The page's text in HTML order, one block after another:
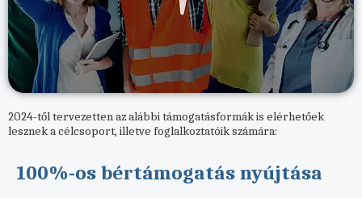
2024-től tervezetten az alábbi támogatásformák is elérhetőek
lesznek a célcsoport, illetve foglalkoztatóik számára:
100%-os bértámogatás nyújtása